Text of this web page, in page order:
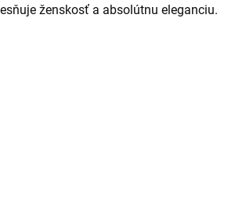
ženskosť a absolútnu eleganciu.